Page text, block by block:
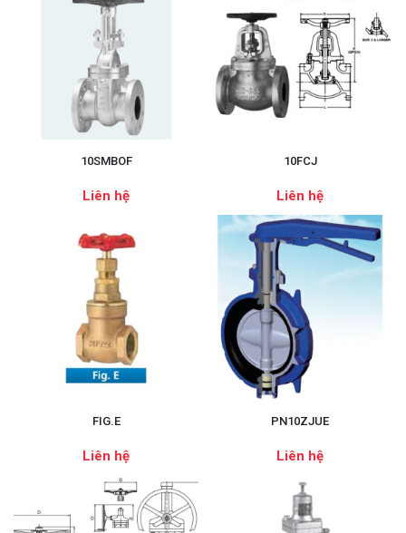
10SMBOF
Liên hệ
10FCJ
Liên hệ
FIG.E
Liên hệ
PN10ZJUE
Liên hệ